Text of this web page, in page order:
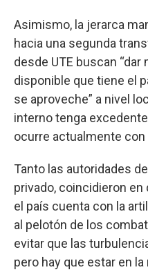
Asimismo, la jerarca
hacia una segunda
desde UTE buscan “dar
disponible que tiene el
se aproveche” a nivel
interno tenga
ocurre actualmente con
Tanto las autoridades
privado, coincidieron
el país cuenta con la
al pelotón de los
evitar que las
pero hay que estar en